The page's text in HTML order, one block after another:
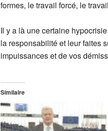
formes, le travail forcé, le
Il y a là une certaine
la responsabilité et leur faites
impuissances et de vos
Similaire